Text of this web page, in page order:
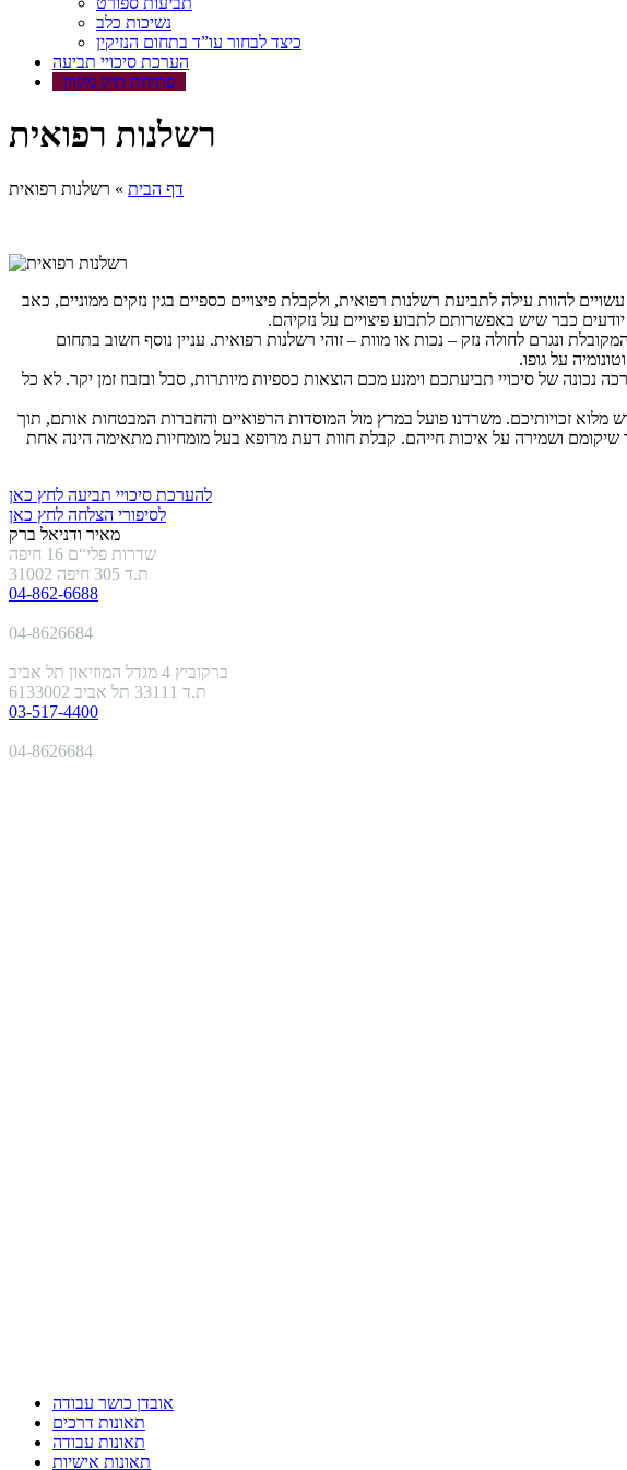
נשיכות כלב
כיצד לבחור עו”ד בתחום הנזיקין
הערכת סיכויי תביעה
פתיחת תיק מקוון
רשלנות רפואית
דף הבית » רשלנות רפואית
להוות עילה לתביעת רשלנות רפואית, ולקבלת פיצויים כספיים בגין נזקים ממוניים, כאב
כבר שיש באפשרותם לתבוע פיצויים על נזקיהם.
ונגרם לחולה נזק – נכות או מוות – זוהי רשלנות רפואית. עניין נוסף חשוב בתחום
על גופו.
נכונה של סיכויי תביעתכם וימנע מכם הוצאות כספיות מיותרות, סבל ובזבוז זמן יקר. לא כל
מלוא זכויותיכם. משרדנו פועל במרץ מול המוסדות הרפואיים והחברות המבטחות אותם, תוך
שיקומם ושמירה על איכות חייהם. קבלת חוות דעת מרופא בעל מומחיות מתאימה הינה אחת
להערכת סיכויי תביעה לחץ כאן
לסיפורי הצלחה לחץ כאן
מאיר ודניאל ברק
שדרות פלי“ם 16 חיפה
ת.ד 305 חיפה 31002
04-862-6688
04-8626684
ברקוביץ 4 מגדל המוזיאון תל אביב
ת.ד 33111 תל אביב 6133002
03-517-4400
04-8626684
אובדן כושר עבודה
תאונות דרכים
תאונות עבודה
תאונות אישיות